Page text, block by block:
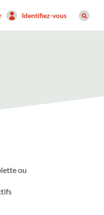
Identifiez-vous
ou